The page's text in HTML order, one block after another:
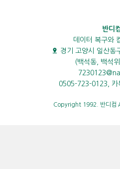
반디
데이터 복구와
경기 고양시 일산동
(백석동, 백석
0505-723-0123, 카
Copyright 1992. 반디컴